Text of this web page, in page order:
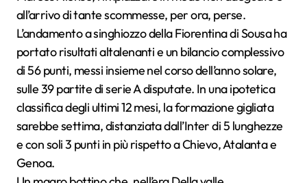
all’arrivo di tante scommesse, per ora, perse.
L’andamento a singhiozzo della Fiorentina di Sousa ha
portato risultati altalenanti e un bilancio complessivo
di 56 punti, messi insieme nel corso dell’anno solare,
sulle 39 partite di serie A disputate. In una ipotetica
classifica degli ultimi 12 mesi, la formazione gigliata
sarebbe settima, distanziata dall’Inter di 5 lunghezze
e con soli 3 punti in più rispetto a Chievo, Atalanta e
Genoa.